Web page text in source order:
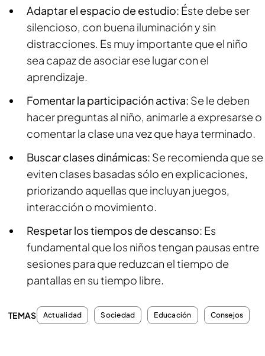
Adaptar el espacio de estudio: Éste debe ser
silencioso, con buena iluminación y sin
distracciones. Es muy importante que el niño
sea capaz de asociar ese lugar con el
aprendizaje.
Fomentar la participación activa: Se le deben
hacer preguntas al niño, animarle a expresarse o
comentar la clase una vez que haya terminado.
Buscar clases dinámicas: Se recomienda que se
eviten clases basadas sólo en explicaciones,
priorizando aquellas que incluyan juegos,
interacción o movimiento.
Respetar los tiempos de descanso: Es
fundamental que los niños tengan pausas entre
sesiones para que reduzcan el tiempo de
pantallas en su tiempo libre.
TEMAS Actualidad Sociedad Educación Consejos